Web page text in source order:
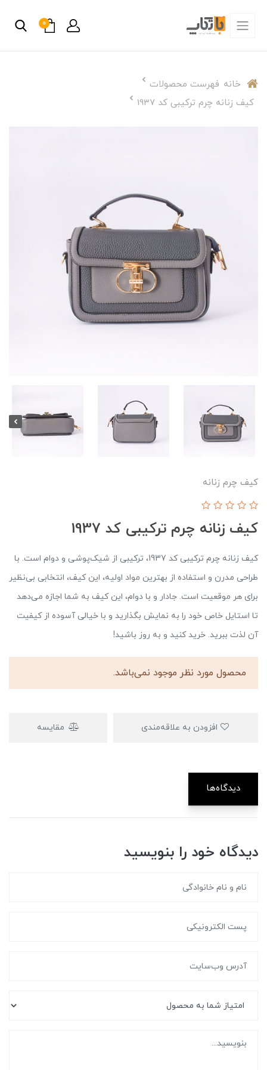
0
خانه فهرست محصولات
کیف زنانه چرم ترکیبی کد 1937
کیف چرم زنانه
کیف زنانه چرم ترکیبی کد 1937
کیف زنانه چرم ترکیبی کد 1937، ترکیبی از شیک‌پوشی و دوام است. با
طراحی مدرن و استفاده از بهترین مواد اولیه، این کیف، انتخابی بی‌نظیر
برای هر موقعیت است. جادار و با دوام، این کیف به شما اجازه می‌دهد
تا استایل خاص خود را به نمایش بگذارید و با خیالی آسوده از کیفیت
آن لذت ببرید. خرید کنید و به روز باشید!
محصول مورد نظر موجود نمی‌باشد.
مقایسه
دیدگاه‌ها
دیدگاه خود را بنویسید